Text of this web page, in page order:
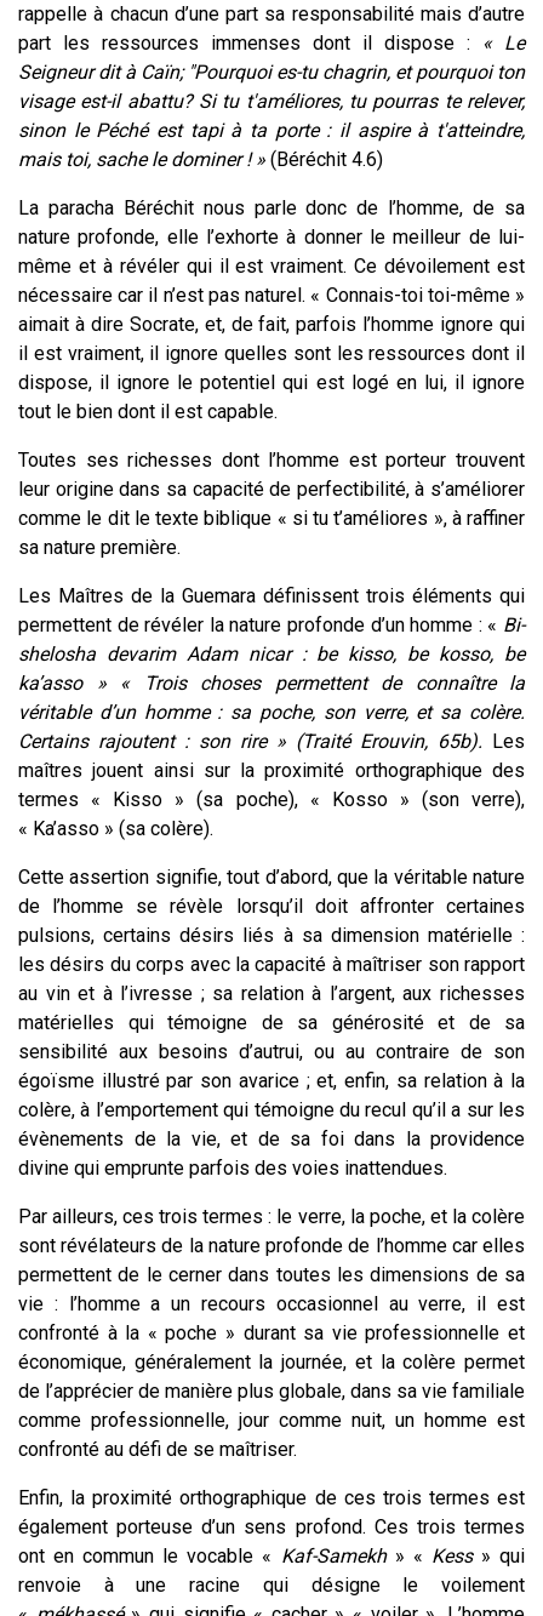
rappelle à chacun d’une part sa responsabilité mais d’autre
part les ressources immenses dont il dispose :
« Le
Seigneur dit à Caïn; "Pourquoi es-tu chagrin, et pourquoi ton
visage est-il abattu? Si tu t'améliores, tu pourras te relever,
sinon le Péché est tapi à ta porte : il aspire à t'atteindre,
mais toi, sache le dominer ! » (Béréchit 4.6)
La paracha Béréchit nous parle donc de l’homme, de sa
nature profonde, elle l’exhorte à donner le meilleur de lui-
même et à révéler qui il est vraiment. Ce dévoilement est
nécessaire car il n’est pas naturel. « Connais-toi toi-même »
aimait à dire Socrate, et, de fait, parfois l’homme ignore qui
il est vraiment, il ignore quelles sont les ressources dont il
dispose, il ignore le potentiel qui est logé en lui, il ignore
tout le bien dont il est capable.
Toutes ses richesses dont l’homme est porteur trouvent
leur origine dans sa capacité de perfectibilité, à s’améliorer
comme le dit le texte biblique « si tu t’améliores », à raffiner
sa nature première.
Les Maîtres de la Guemara définissent trois éléments qui
permettent de révéler la nature profonde d’un homme : « Bi-
shelosha devarim Adam nicar : be kisso, be kosso, be
ka’asso » « Trois choses permettent de connaître la
véritable d’un homme : sa poche, son verre, et sa colère.
Certains rajoutent : son rire » (Traité Erouvin, 65b). Les
maîtres jouent ainsi sur la proximité orthographique des
termes « Kisso » (sa poche), « Kosso » (son verre),
« Ka’asso » (sa colère).
Cette assertion signifie, tout d’abord, que la véritable nature
de l’homme se révèle lorsqu’il doit affronter certaines
pulsions, certains désirs liés à sa dimension matérielle :
les désirs du corps avec la capacité à maîtriser son rapport
au vin et à l’ivresse ; sa relation à l’argent, aux richesses
matérielles qui témoigne de sa générosité et de sa
sensibilité aux besoins d’autrui, ou au contraire de son
égoïsme illustré par son avarice ; et, enfin, sa relation à la
colère, à l’emportement qui témoigne du recul qu’il a sur les
évènements de la vie, et de sa foi dans la providence
divine qui emprunte parfois des voies inattendues.
Par ailleurs, ces trois termes : le verre, la poche, et la colère
sont révélateurs de la nature profonde de l’homme car elles
permettent de le cerner dans toutes les dimensions de sa
vie : l’homme a un recours occasionnel au verre, il est
confronté à la « poche » durant sa vie professionnelle et
économique, généralement la journée, et la colère permet
de l’apprécier de manière plus globale, dans sa vie familiale
comme professionnelle, jour comme nuit, un homme est
confronté au défi de se maîtriser.
Enfin, la proximité orthographique de ces trois termes est
également porteuse d’un sens profond. Ces trois termes
ont en commun le vocable « Kaf-Samekh» « Kess» qui
renvoie à une racine qui désigne le voilement